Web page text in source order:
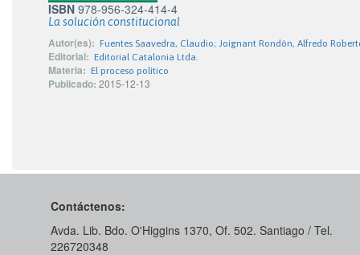
ISBN 978-956-324-414-4
La solución constitucional
Autor(es): Fuentes Saavedra, Claudio; Joignant Rondón, Alfredo
Editorial: Editorial Catalonia Ltda.
Materia: El proceso político
Publicado: 2015-12-13
Contáctenos:
Avda. Lib. Bdo. O'Higgins 1370, Of. 502. Santiago / Tel.
226720348